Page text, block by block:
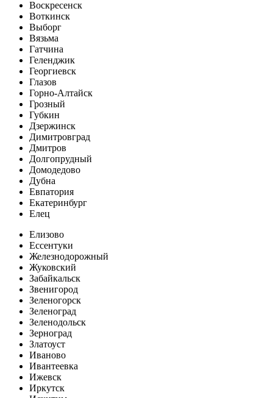
Воскресенск
Воткинск
Выборг
Вязьма
Гатчина
Геленджик
Георгиевск
Глазов
Горно-Алтайск
Грозный
Губкин
Дзержинск
Димитровград
Дмитров
Долгопрудный
Домодедово
Дубна
Евпатория
Екатеринбург
Елец
Елизово
Ессентуки
Железнодорожный
Жуковский
Забайкальск
Звенигород
Зеленогорск
Зеленоград
Зеленодольск
Зерноград
Златоуст
Иваново
Ивантеевка
Ижевск
Иркутск